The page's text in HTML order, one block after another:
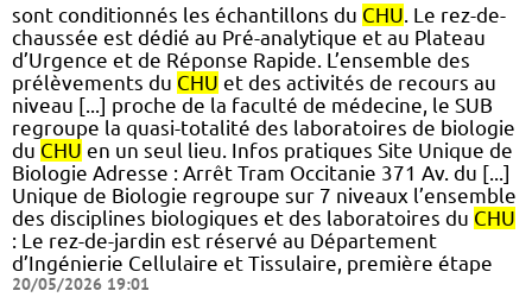
sont conditionnés les échantillons du CHU. Le rez-de-
chaussée est dédié au Pré-analytique et au Plateau
d’Urgence et de Réponse Rapide. L’ensemble des
prélèvements du CHU et des activités de recours au
niveau [...] proche de la faculté de médecine, le SUB
regroupe la quasi-totalité des laboratoires de biologie
du CHU en un seul lieu. Infos pratiques Site Unique de
Biologie Adresse : Arrêt Tram Occitanie 371 Av. du [...]
Unique de Biologie regroupe sur 7 niveaux l’ensemble
des disciplines biologiques et des laboratoires du CHU
: Le rez-de-jardin est réservé au Département
d’Ingénierie Cellulaire et Tissulaire, première étape
20/05/2026 19:01